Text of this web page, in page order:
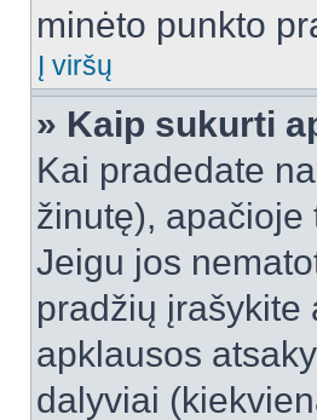
minėto punkto
Į viršų
» Kaip sukurti
Kai pradedate
žinutę), apačioje
Jeigu jos
pradžių įrašykite
apklausos
dalyviai